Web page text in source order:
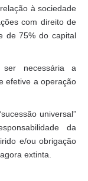
à sociedade
com direito de
de 75% do capital
ser necessária a
efetive a operação
universal”
da
e/ou obrigação
extinta.